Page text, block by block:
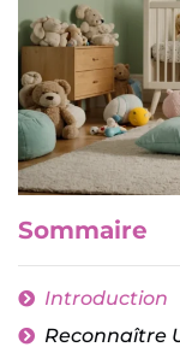
Sommaire
Introduction
Reconnaître